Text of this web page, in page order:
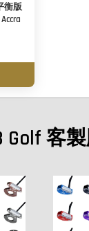
衡版
Golf 客